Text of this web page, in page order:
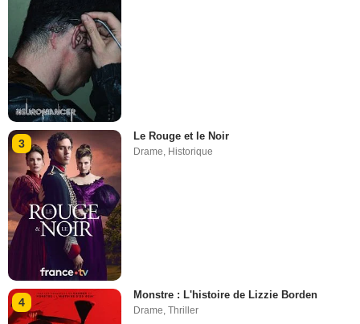
3
Le Rouge et le Noir
Drame, Historique
4
Monstre : L'histoire de Lizzie Borden
Drame,Thriller